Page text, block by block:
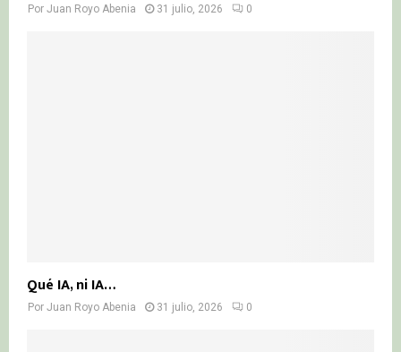
Por Juan Royo Abenia 31 julio, 2026 0
Qué IA, ni IA…
Por Juan Royo Abenia 31 julio, 2026 0